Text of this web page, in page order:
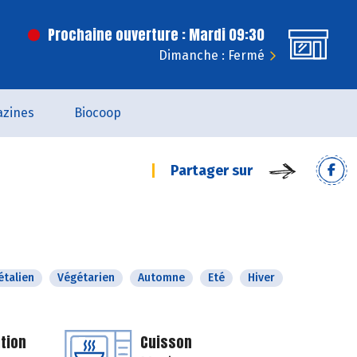
Prochaine ouverture : Mardi 09:30
Dimanche : Fermé
Biocoop
Partager sur
Végétarien Automne Eté
Hiver
Cuisson